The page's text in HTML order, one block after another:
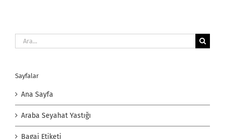
Ara:
Sayfalar
Ana Sayfa
Araba Seyahat Yastığı
Bagaj Etiketi